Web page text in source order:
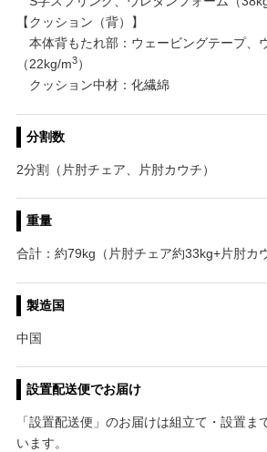
【クッション（背）】
本体背もたれ部：ウェービングテープ、
（22kg/m3）
クッション中材：化繊綿
分割数
2分割（片肘チェア、片肘カウチ）
重量
合計：約79kg（片肘チェア約33kg+片肘カ
製造国
中国
設置配送便でお届け
「設置配送便」のお届けは組立て・設置ま
います。